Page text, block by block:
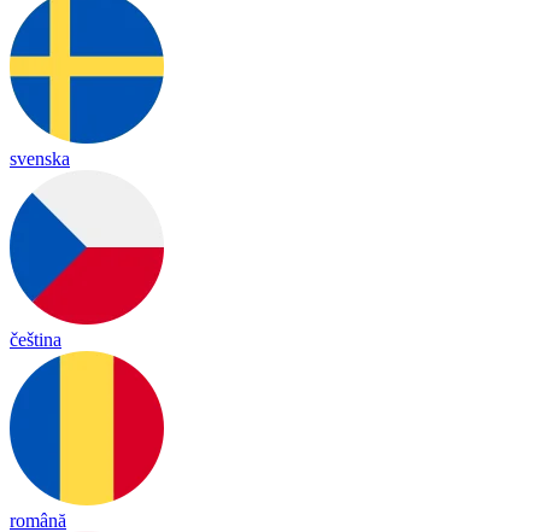
svenska
čeština
română